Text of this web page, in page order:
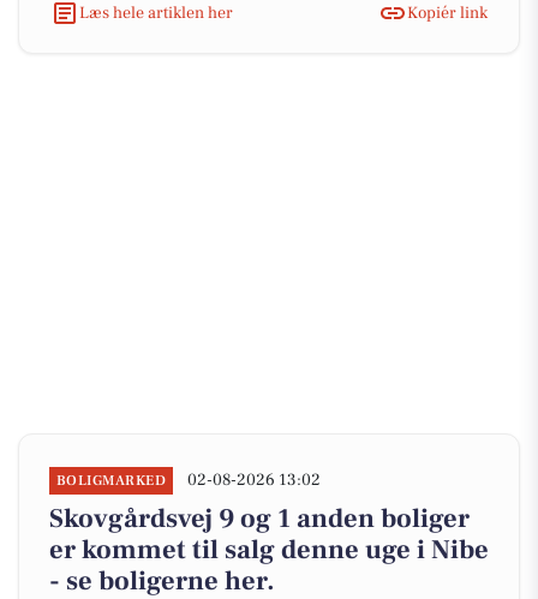
Læs hele artiklen her
Kopiér link
BOLIGMARKED 02-08-2026 13:02
Skovgårdsvej 9 og 1 anden boliger
er kommet til salg denne uge i Nibe
- se boligerne her.